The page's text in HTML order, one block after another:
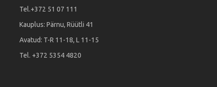
Tel.+372 51 07 111
Kauplus: Pärnu, Rüütli 41
Avatud: T-R 11-18, L 11-15
Tel. +372 5354 4820